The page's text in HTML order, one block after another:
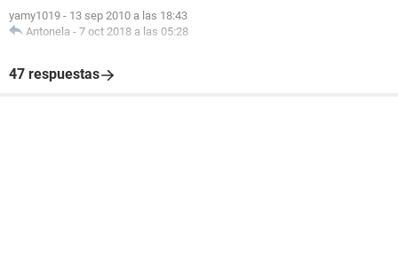
yamy1019 - 13 sep 2010 a las 18:43
Antonela - 7 oct 2018 a las 05:28
47 respuestas